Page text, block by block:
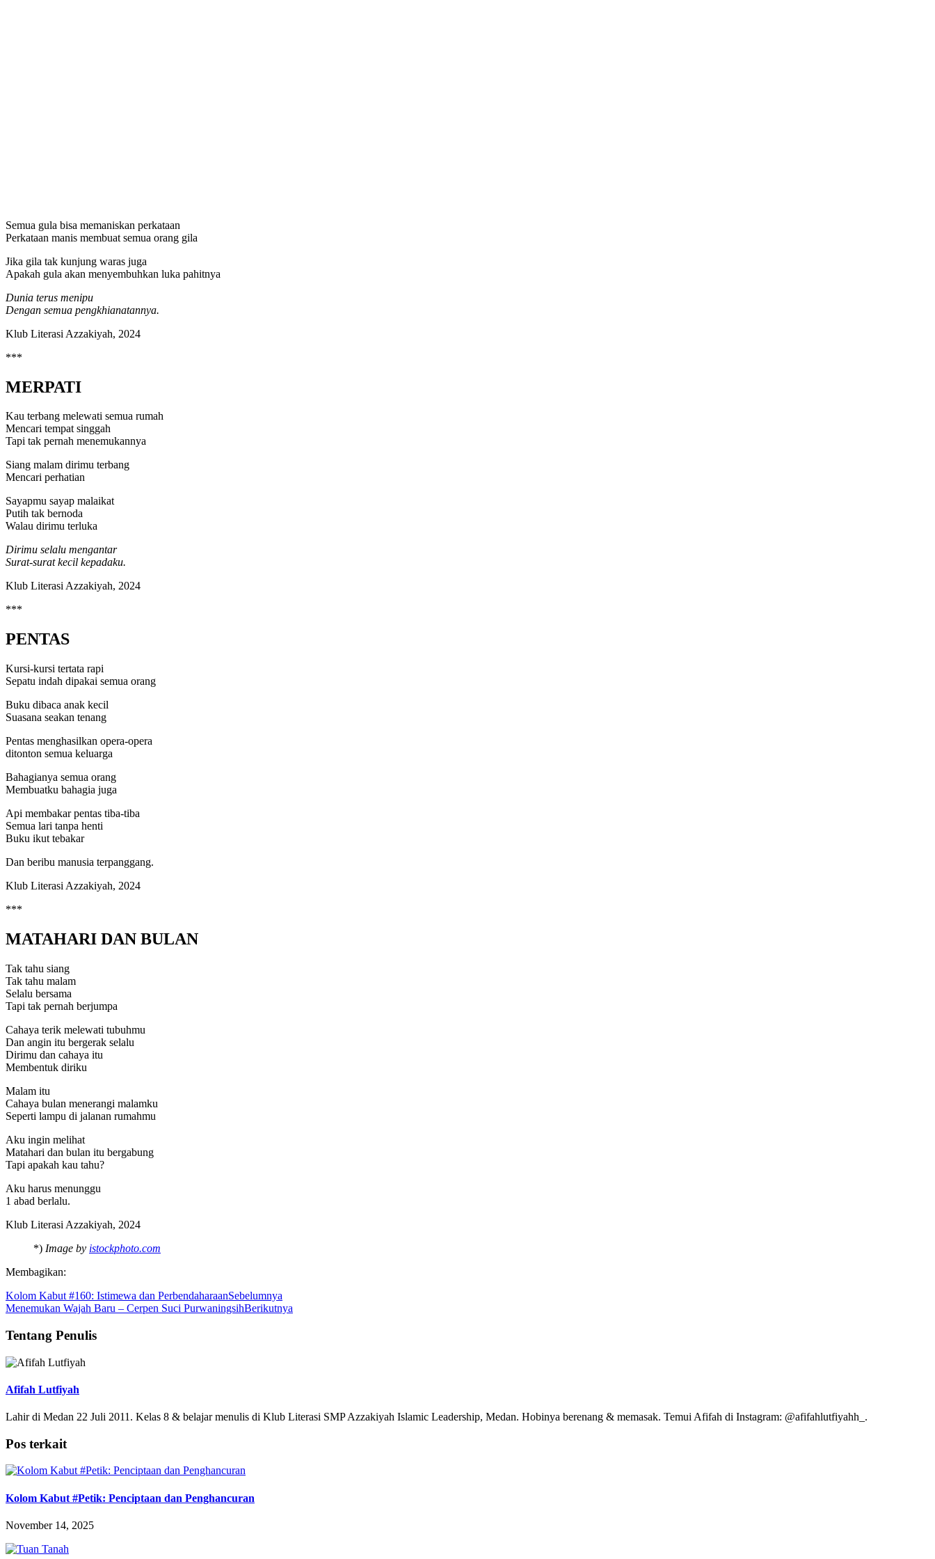
Semua gula bisa memaniskan perkataan
Perkataan manis membuat semua orang gila
Jika gila tak kunjung waras juga
Apakah gula akan menyembuhkan luka pahitnya
Dunia terus menipu
Dengan semua pengkhianatannya.
Klub Literasi Azzakiyah, 2024
***
MERPATI
Kau terbang melewati semua rumah
Mencari tempat singgah
Tapi tak pernah menemukannya
Siang malam dirimu terbang
Mencari perhatian
Sayapmu sayap malaikat
Putih tak bernoda
Walau dirimu terluka
Dirimu selalu mengantar
Surat-surat kecil kepadaku.
Klub Literasi Azzakiyah, 2024
***
PENTAS
Kursi-kursi tertata rapi
Sepatu indah dipakai semua orang
Buku dibaca anak kecil
Suasana seakan tenang
Pentas menghasilkan opera-opera
ditonton semua keluarga
Bahagianya semua orang
Membuatku bahagia juga
Api membakar pentas tiba-tiba
Semua lari tanpa henti
Buku ikut tebakar
Dan beribu manusia terpanggang.
Klub Literasi Azzakiyah, 2024
***
MATAHARI DAN BULAN
Tak tahu siang
Tak tahu malam
Selalu bersama
Tapi tak pernah berjumpa
Cahaya terik melewati tubuhmu
Dan angin itu bergerak selalu
Dirimu dan cahaya itu
Membentuk diriku
Malam itu
Cahaya bulan menerangi malamku
Seperti lampu di jalanan rumahmu
Aku ingin melihat
Matahari dan bulan itu bergabung
Tapi apakah kau tahu?
Aku harus menunggu
1 abad berlalu.
Klub Literasi Azzakiyah, 2024
*) Image by istockphoto.com
Membagikan:
Kolom Kabut #160: Istimewa dan PerbendaharaanSebelumnya
Menemukan Wajah Baru – Cerpen Suci PurwaningsihBerikutnya
Tentang Penulis
Afifah Lutfiyah
Lahir di Medan 22 Juli 2011. Kelas 8 & belajar menulis di Klub Literasi SMP Azzakiyah Islamic Leadership, Medan. Hobinya berenang & memasak. Temui Afifah di Instagram: @afifahlutfiyahh_.
Pos terkait
Kolom Kabut #Petik: Penciptaan dan Penghancuran
November 14, 2025